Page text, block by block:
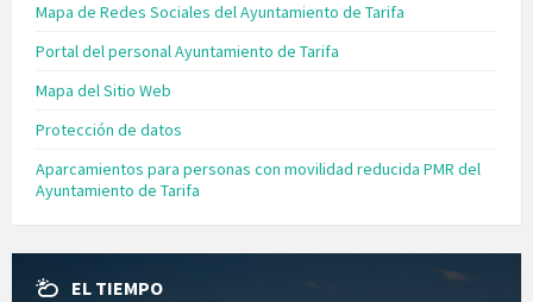
Mapa de Redes Sociales del Ayuntamiento de Tarifa
Portal del personal Ayuntamiento de Tarifa
Mapa del Sitio Web
Protección de datos
Aparcamientos para personas con movilidad reducida PMR del
Ayuntamiento de Tarifa
EL TIEMPO